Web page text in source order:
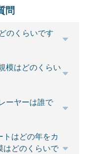
問
のくらいです
模はどのくらい
ーヤーは誰で
トはどの年をカ
はどのくらいで